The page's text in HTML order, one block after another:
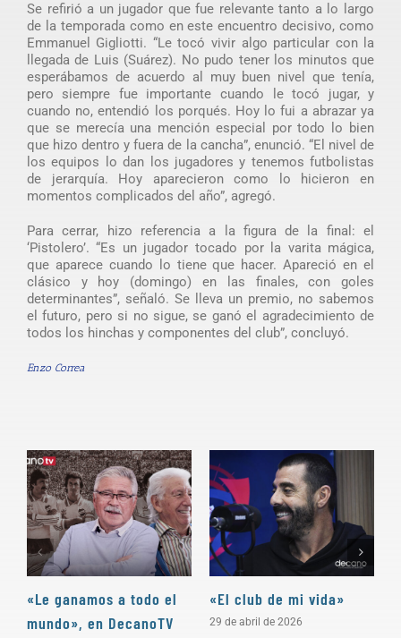
Se refirió a un jugador que fue relevante tanto a lo largo
de la temporada como en este encuentro decisivo, como
Emmanuel Gigliotti. “Le tocó vivir algo particular con la
llegada de Luis (Suárez). No pudo tener los minutos que
esperábamos de acuerdo al muy buen nivel que tenía,
pero siempre fue importante cuando le tocó jugar, y
cuando no, entendió los porqués. Hoy lo fui a abrazar ya
que se merecía una mención especial por todo lo bien
que hizo dentro y fuera de la cancha”, enunció. “El nivel de
los equipos lo dan los jugadores y tenemos futbolistas
de jerarquía. Hoy aparecieron como lo hicieron en
momentos complicados del año”, agregó.
Para cerrar, hizo referencia a la figura de la final: el
‘Pistolero’. “Es un jugador tocado por la varita mágica,
que aparece cuando lo tiene que hacer. Apareció en el
clásico y hoy (domingo) en las finales, con goles
determinantes”, señaló. Se lleva un premio, no sabemos
el futuro, pero si no sigue, se ganó el agradecimiento de
todos los hinchas y componentes del club”, concluyó.
Enzo Correa
«Le ganamos a todo el
mundo», en DecanoTV
«El club de mi vida»
29 de abril de 2026